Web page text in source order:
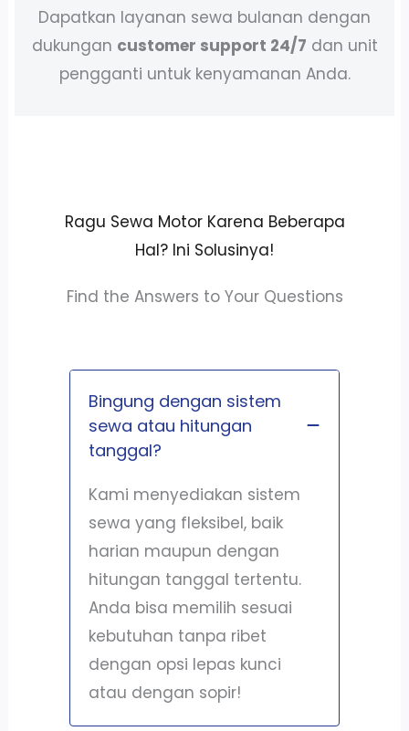
Dapatkan layanan sewa bulanan dengan
dukungan customer support 24/7 dan unit
pengganti untuk kenyamanan Anda.
Ragu Sewa Motor Karena Beberapa
Hal? Ini Solusinya!
Find the Answers to Your Questions
Bingung dengan sistem
sewa atau hitungan
tanggal?
Kami menyediakan sistem
sewa yang fleksibel, baik
harian maupun dengan
hitungan tanggal tertentu.
Anda bisa memilih sesuai
kebutuhan tanpa ribet
dengan opsi lepas kunci
atau dengan sopir!